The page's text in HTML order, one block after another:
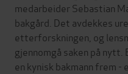
medarbeider Sebastian
bakgård. Det avdekkes
etterforskningen, og
gjennomgå saken på
en kynisk bakmann frem -